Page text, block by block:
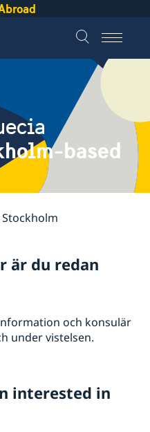
based
Stockholm
är du redan
och konsulär
under vistelsen.
interested in